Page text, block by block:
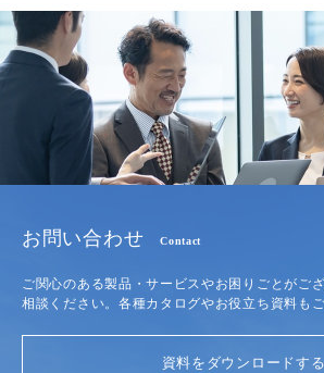
お問い合わせ Contact
ご関心のある製品・サービスやお困りごとがご
相談ください。各種カタログやお役立ち資料も
資料をダウンロードする